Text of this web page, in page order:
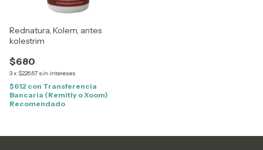
Rednatura, Kolem, antes
kolestrim
$680
3x $226.67 sin intereses
$612 con Transferencia
Bancaria (Remitly o Xoom)
Recomendado